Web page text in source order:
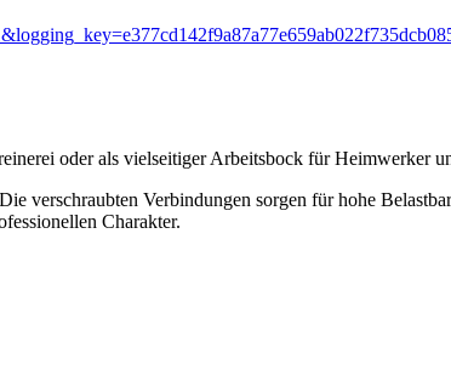
oder als vielseitiger Arbeitsbock für Heimwerker
verschraubten Verbindungen sorgen für hohe
Charakter.